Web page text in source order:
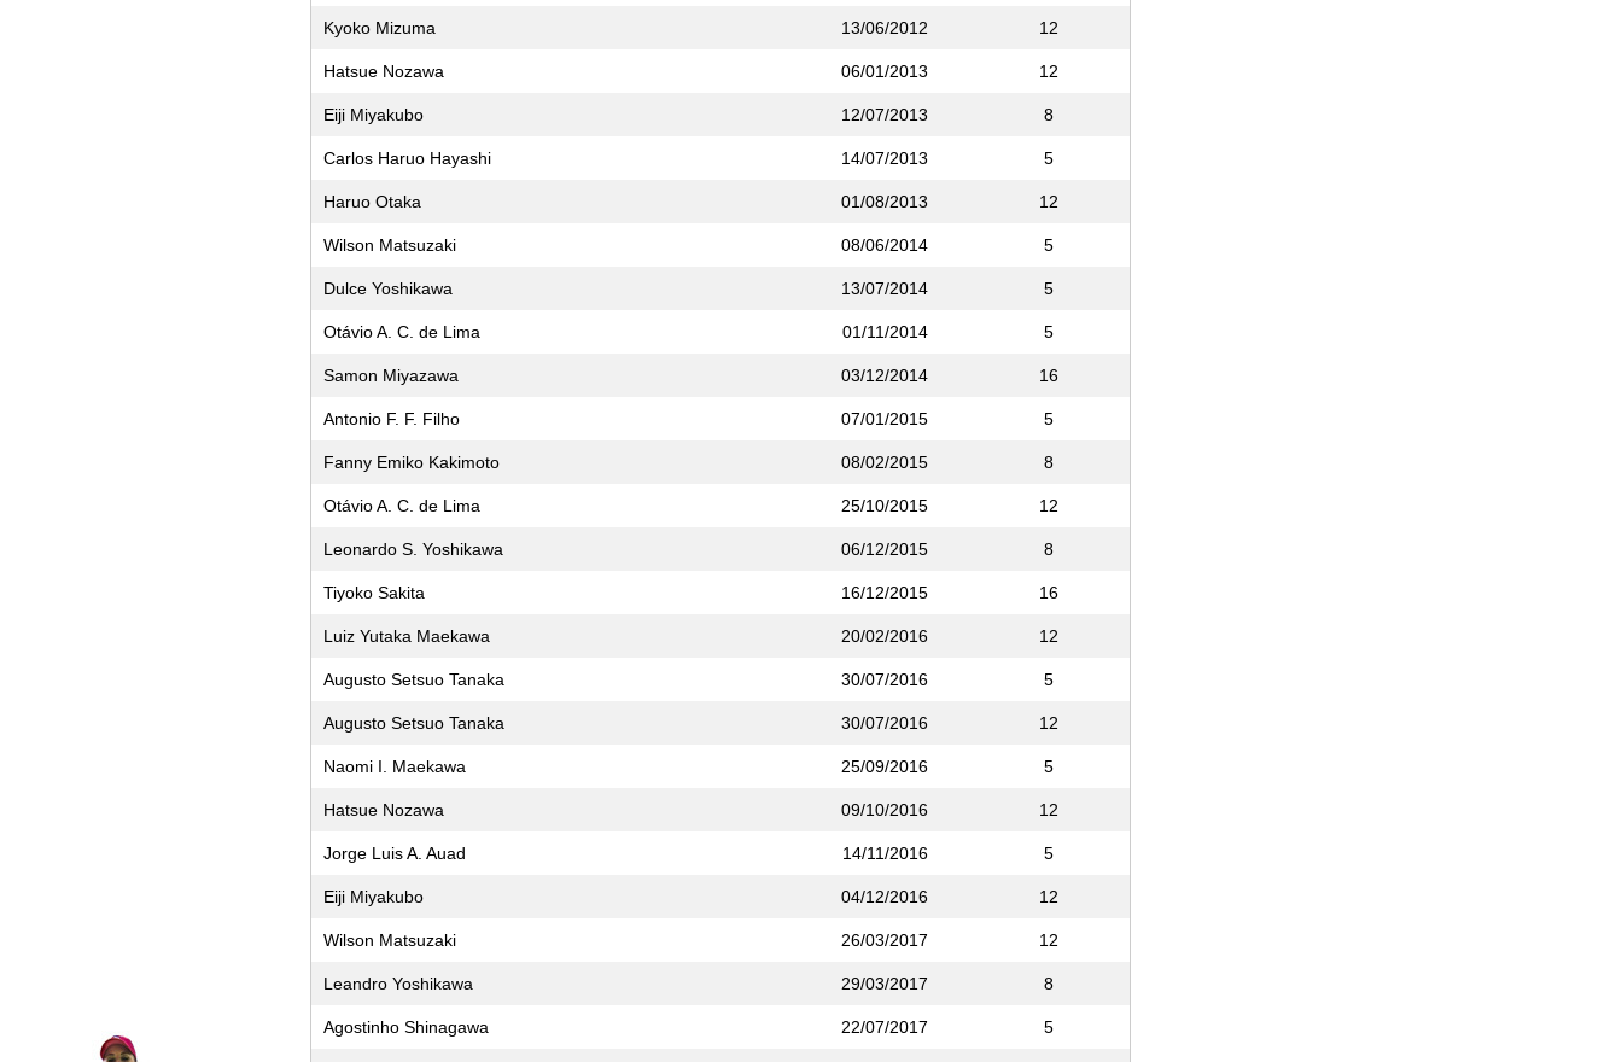
Kyoko Mizuma 13/06/2012 12
Hatsue Nozawa 06/01/2013 12
Eiji Miyakubo 12/07/2013 8
Carlos Haruo Hayashi 14/07/2013 5
Haruo Otaka 01/08/2013 12
Wilson Matsuzaki 08/06/2014 5
Dulce Yoshikawa 13/07/2014 5
Otávio A. C. de Lima 01/11/2014 5
Samon Miyazawa 03/12/2014 16
Antonio F. F. Filho 07/01/2015 5
Fanny Emiko Kakimoto 08/02/2015 8
Otávio A. C. de Lima 25/10/2015 12
Leonardo S. Yoshikawa 06/12/2015 8
Tiyoko Sakita 16/12/2015 16
Luiz Yutaka Maekawa 20/02/2016 12
Augusto Setsuo Tanaka 30/07/2016 5
Augusto Setsuo Tanaka 30/07/2016 12
Naomi I. Maekawa 25/09/2016 5
Hatsue Nozawa 09/10/2016 12
Jorge Luis A. Auad 14/11/2016 5
Eiji Miyakubo 04/12/2016 12
Wilson Matsuzaki 26/03/2017 12
Leandro Yoshikawa 29/03/2017 8
Agostinho Shinagawa 22/07/2017 5